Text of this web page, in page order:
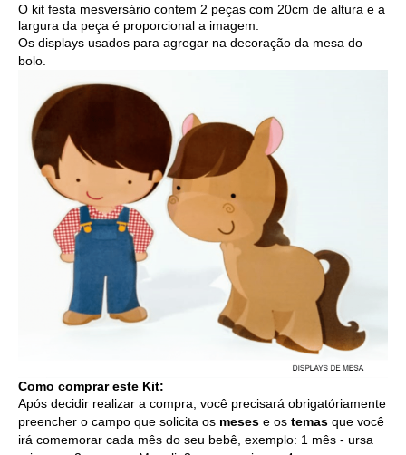
O kit festa mesversário contem 2 peças com 20cm de altura e a
largura da peça é proporcional a imagem.
Os displays usados para agregar na decoração da mesa do
bolo.
Como comprar este Kit:
Após decidir realizar a compra, você precisará obrigatóriamente
preencher o campo que solicita os meses e os temas que você
irá comemorar cada mês do seu bebê, exemplo: 1 mês - ursa